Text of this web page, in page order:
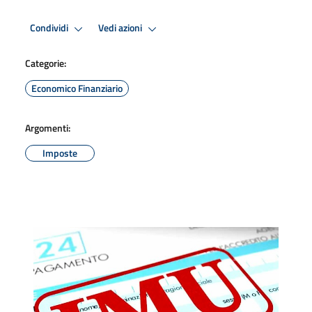
Condividi Vedi azioni
Categorie:
Economico Finanziario
Argomenti:
Imposte